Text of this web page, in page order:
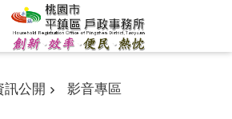
訊公開 影音專區